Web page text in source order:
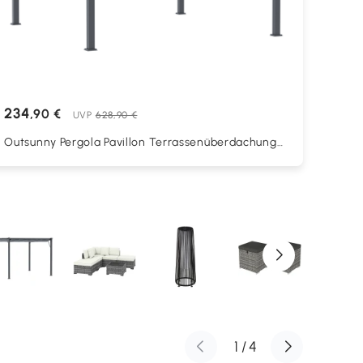
234,90 € UVP 628,90 €
Outsunny Pergola Pavillon Terrassenüberdachung
1 /4